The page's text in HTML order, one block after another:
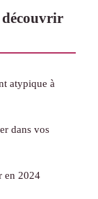
atypique à
dans vos
en 2024